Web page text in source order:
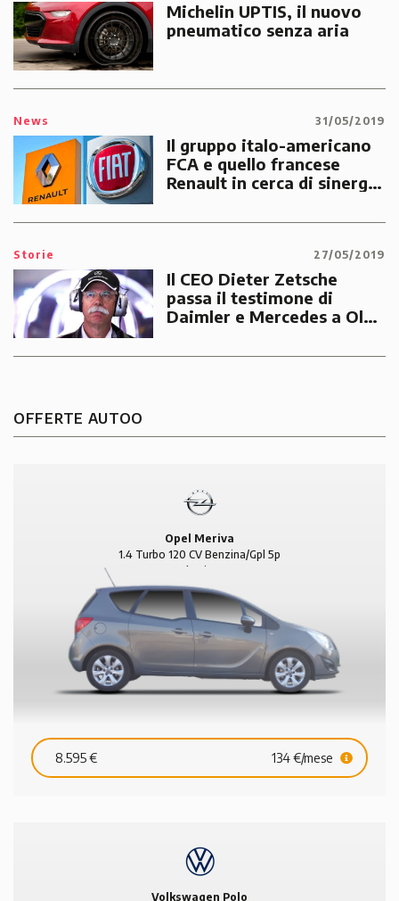
Michelin UPTIS, il nuovo
pneumatico senza aria
News 31/05/2019
Il gruppo italo-americano
FCA e quello francese
Renault in cerca di sinergie
Storie 27/05/2019
Il CEO Dieter Zetsche
passa il testimone di
Daimler e Mercedes a Ola
OFFERTE AUTOO
Opel Meriva
1.4 Turbo 120 CV Benzina/Gpl 5p
Elective
8.595 € 134 €/mese
Volkswagen Polo